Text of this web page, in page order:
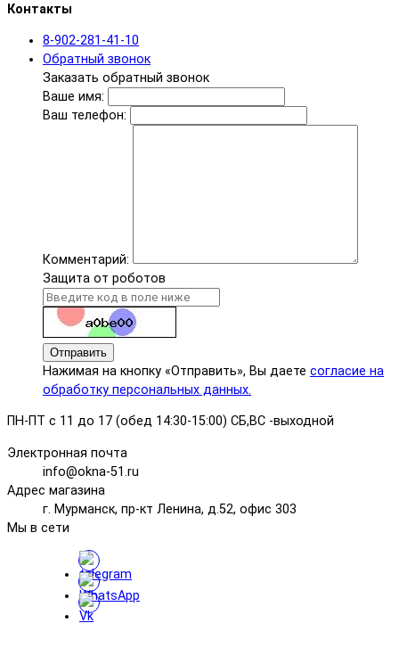
Контакты
8-902-281-41-10
Обратный звонок
Заказать обратный звонок
Ваше имя:
Ваш телефон:
Комментарий:
Защита от роботов
Отправить
Нажимая на кнопку «Отправить», Вы даете согласие на
обработку персональных данных.
ПН-ПТ с 11 до 17 (обед 14:30-15:00) СБ,ВС -выходной
Электронная почта
info@okna-51.ru
Адрес магазина
г. Мурманск, пр-кт Ленина, д.52, офис 303
Мы в сети